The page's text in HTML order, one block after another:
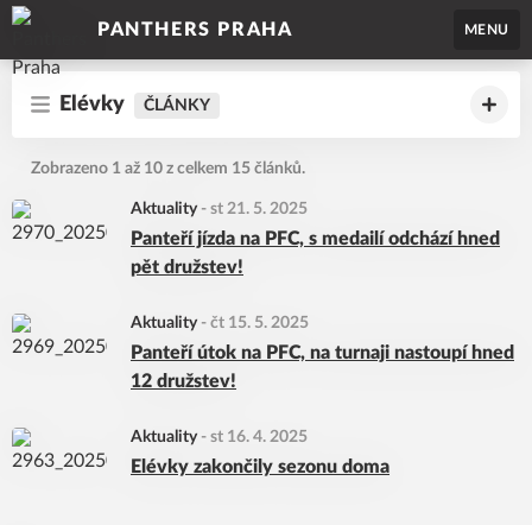
PANTHERS PRAHA MENU
Elévky ČLÁNKY
Zobrazeno 1 až 10 z celkem 15 článků.
Aktuality - st 21. 5. 2025
Panteří jízda na PFC, s medailí odchází hned
pět družstev!
Aktuality - čt 15. 5. 2025
Panteří útok na PFC, na turnaji nastoupí hned
12 družstev!
Aktuality - st 16. 4. 2025
Elévky zakončily sezonu doma